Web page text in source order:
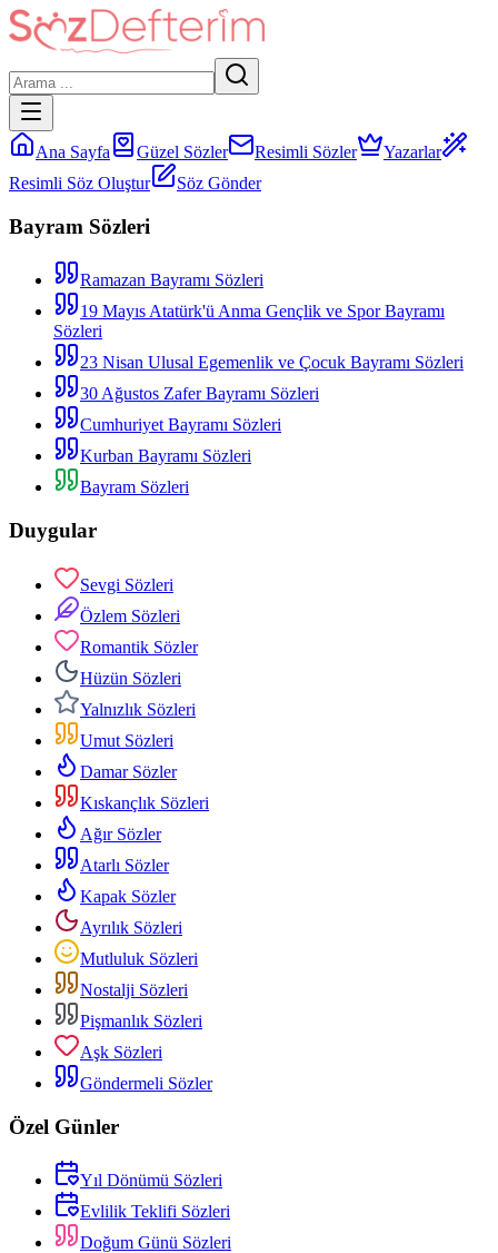
Ana Sayfa Güzel Sözler Resimli Sözler
Yazarlar
Resimli Söz Oluştur
Söz Gönder
Bayram Sözleri
Ramazan Bayramı Sözleri
19 Mayıs Atatürk'ü Anma Gençlik ve Spor Bayramı
Sözleri
23 Nisan Ulusal Egemenlik ve Çocuk Bayramı Sözleri
30 Ağustos Zafer Bayramı Sözleri
Cumhuriyet Bayramı Sözleri
Kurban Bayramı Sözleri
Bayram Sözleri
Duygular
Sevgi Sözleri
Özlem Sözleri
Romantik Sözler
Hüzün Sözleri
Yalnızlık Sözleri
Umut Sözleri
Damar Sözler
Kıskançlık Sözleri
Ağır Sözler
Atarlı Sözler
Kapak Sözler
Ayrılık Sözleri
Mutluluk Sözleri
Nostalji Sözleri
Pişmanlık Sözleri
Aşk Sözleri
Göndermeli Sözler
Özel Günler
Yıl Dönümü Sözleri
Evlilik Teklifi Sözleri
Doğum Günü Sözleri